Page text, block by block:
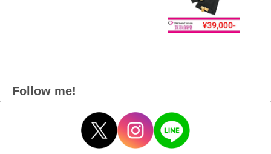
Follow me!